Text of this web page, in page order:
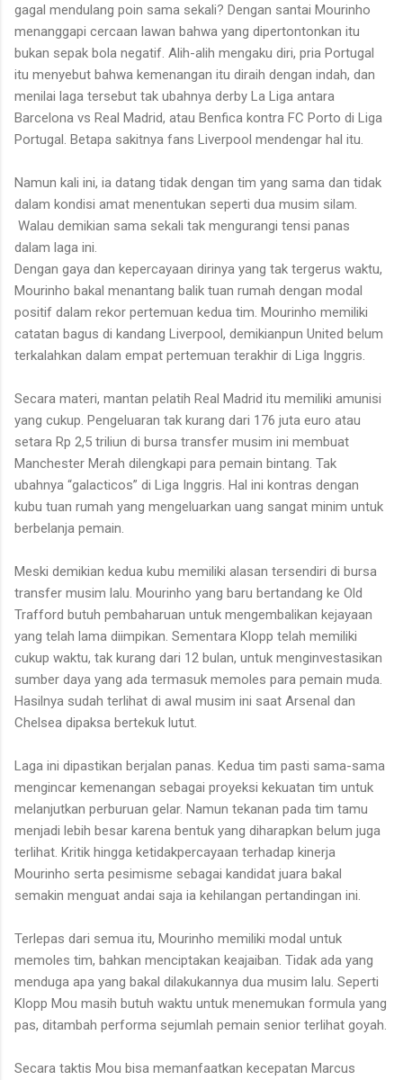
gagal mendulang poin sama sekali? Dengan santai Mourinho
menanggapi cercaan lawan bahwa yang dipertontonkan itu
bukan sepak bola negatif. Alih-alih mengaku diri, pria Portugal
itu menyebut bahwa kemenangan itu diraih dengan indah, dan
menilai laga tersebut tak ubahnya derby La Liga antara
Barcelona vs Real Madrid, atau Benfica kontra FC Porto di Liga
Portugal. Betapa sakitnya fans Liverpool mendengar hal itu.
Namun kali ini, ia datang tidak dengan tim yang sama dan tidak
dalam kondisi amat menentukan seperti dua musim silam.
Walau demikian sama sekali tak mengurangi tensi panas
dalam laga ini.
Dengan gaya dan kepercayaan dirinya yang tak tergerus waktu,
Mourinho bakal menantang balik tuan rumah dengan modal
positif dalam rekor pertemuan kedua tim. Mourinho memiliki
catatan bagus di kandang Liverpool, demikianpun United belum
terkalahkan dalam empat pertemuan terakhir di Liga Inggris.
Secara materi, mantan pelatih Real Madrid itu memiliki amunisi
yang cukup. Pengeluaran tak kurang dari 176 juta euro atau
setara Rp 2,5 triliun di bursa transfer musim ini membuat
Manchester Merah dilengkapi para pemain bintang. Tak
ubahnya “galacticos” di Liga Inggris. Hal ini kontras dengan
kubu tuan rumah yang mengeluarkan uang sangat minim untuk
berbelanja pemain.
Meski demikian kedua kubu memiliki alasan tersendiri di bursa
transfer musim lalu. Mourinho yang baru bertandang ke Old
Trafford butuh pembaharuan untuk mengembalikan kejayaan
yang telah lama diimpikan. Sementara Klopp telah memiliki
cukup waktu, tak kurang dari 12 bulan, untuk menginvestasikan
sumber daya yang ada termasuk memoles para pemain muda.
Hasilnya sudah terlihat di awal musim ini saat Arsenal dan
Chelsea dipaksa bertekuk lutut.
Laga ini dipastikan berjalan panas. Kedua tim pasti sama-sama
mengincar kemenangan sebagai proyeksi kekuatan tim untuk
melanjutkan perburuan gelar. Namun tekanan pada tim tamu
menjadi lebih besar karena bentuk yang diharapkan belum juga
terlihat. Kritik hingga ketidakpercayaan terhadap kinerja
Mourinho serta pesimisme sebagai kandidat juara bakal
semakin menguat andai saja ia kehilangan pertandingan ini.
Terlepas dari semua itu, Mourinho memiliki modal untuk
memoles tim, bahkan menciptakan keajaiban. Tidak ada yang
menduga apa yang bakal dilakukannya dua musim lalu. Seperti
Klopp Mou masih butuh waktu untuk menemukan formula yang
pas, ditambah performa sejumlah pemain senior terlihat goyah.
Secara taktis Mou bisa memanfaatkan kecepatan Marcus